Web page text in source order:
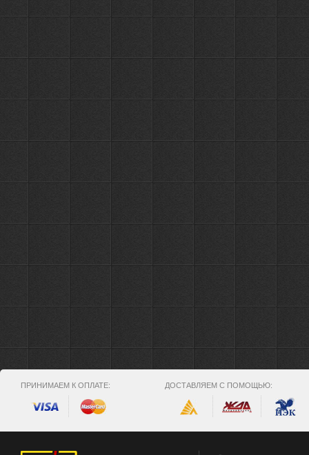
ПРИНИМАЕМ К ОПЛАТЕ: ДОСТАВЛЯЕМ С ПОМОЩЬЮ: